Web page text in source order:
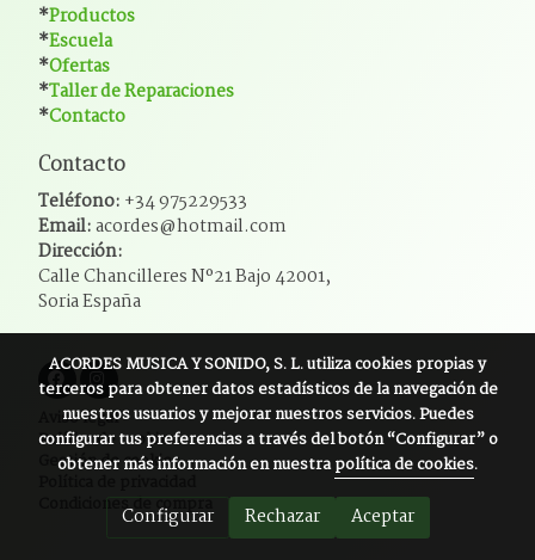
*Productos
*Escuela
*Ofertas
*Taller de Reparaciones
*Contacto
Contacto
Teléfono: +34 975229533
Email:acordes@hotmail.com
Dirección:
Calle Chancilleres Nº21 Bajo 42001,
Soria España
Aviso legal
Política de cookies
Gestión de cookies
Condiciones de compra
ACORDES MUSICA Y SONIDO, S. L.utiliza cookies propias y
terceros para obtener datos estadísticos de la navegación de
nuestros usuarios y mejorar nuestros servicios. Puedes
configurar tus preferencias a través del botón “Configurar” o
obtener más información en nuestrapolítica de cookies.
Configurar Rechazar Aceptar